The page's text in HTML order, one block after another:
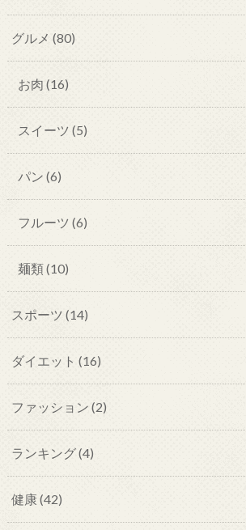
グルメ (80)
お肉 (16)
スイーツ (5)
パン (6)
フルーツ (6)
麺類(10)
スポーツ (14)
ダイエット (16)
ファッション (2)
ランキング(4)
健康(42)